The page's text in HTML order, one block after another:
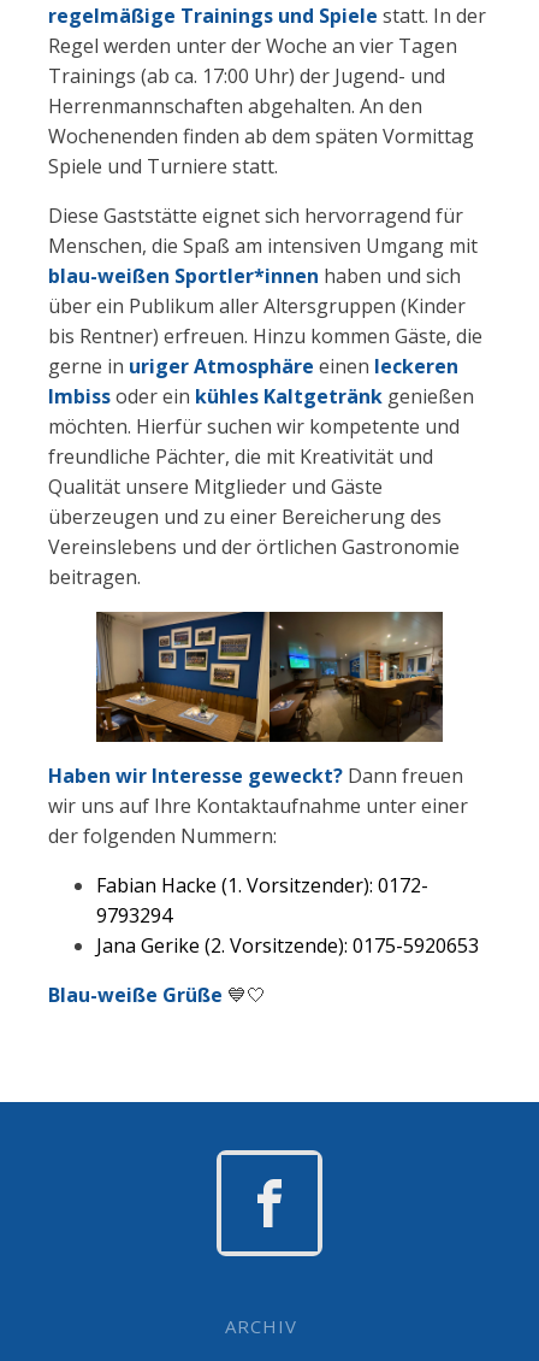
regelmäßige Trainings und Spiele statt. In der
Regel werden unter der Woche an vier Tagen
Trainings (ab ca. 17:00 Uhr) der Jugend- und
Herrenmannschaften abgehalten. An den
Wochenenden finden ab dem späten Vormittag
Spiele und Turniere statt.
Diese Gaststätte eignet sich hervorragend für
Menschen, die Spaß am intensiven Umgang mit
blau-weißen Sportler*innen haben und sich
über ein Publikum aller Altersgruppen (Kinder
bis Rentner) erfreuen. Hinzu kommen Gäste, die
gerne in uriger Atmosphäre einen leckeren
Imbissoder ein kühles Kaltgetränk genießen
möchten. Hierfür suchen wir kompetente und
freundliche Pächter, die mit Kreativität und
Qualität unsere Mitglieder und Gäste
überzeugen und zu einer Bereicherung des
Vereinslebens und der örtlichen Gastronomie
beitragen.
Haben wir Interesse geweckt? Dann freuen
wir uns auf Ihre Kontaktaufnahme unter einer
der folgenden Nummern:
Fabian Hacke (1. Vorsitzender): 0172-
9793294
Jana Gerike (2. Vorsitzende): 0175-5920653
Blau-weiße Grüße 💙🤍
ARCHIV